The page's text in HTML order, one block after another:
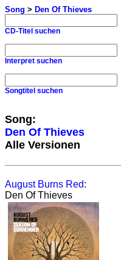
Song > Den Of Thieves
CD-Titel suchen
Interpret suchen
Songtitel suchen
Song:
Den Of Thieves
Alle Versionen
August Burns Red:
Den Of Thieves